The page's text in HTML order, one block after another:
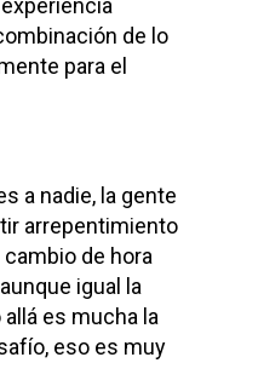
de lo
para el
a nadie, la gente
arrepentimiento
de hora
igual la
es mucha la
eso es muy